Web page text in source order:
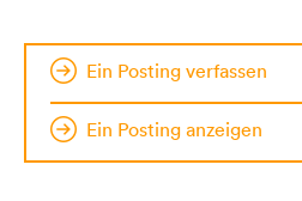
Ein Posting verfassen
Ein Posting anzeigen